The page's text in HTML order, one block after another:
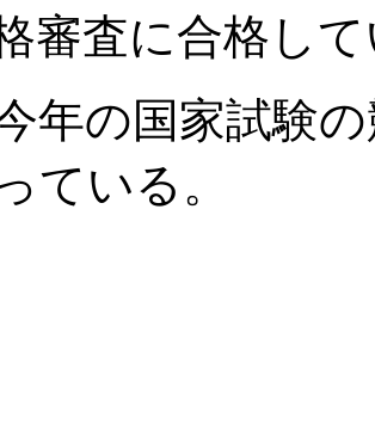
審査に合格し
年の国家試験
ている。